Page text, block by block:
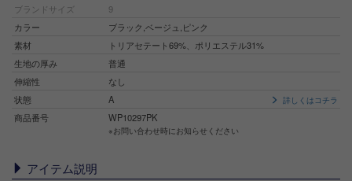
ブランドサイズ
9
カラー
ブラック,ベージュ,ピンク
素材
トリアセテート69%、ポリエステル31%
生地の厚み
普通
伸縮性
なし
状態
A 詳しくはコチラ
商品番号 WP10297PK
※お問い合わせ時にお知らせください
アイテム説明